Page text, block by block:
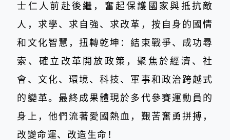
士仁人前赴後繼，奮起保護國家與抵抗敵
人，求學、求自強、求改革，按自身的國情
和文化智慧，扭轉乾坤：結束戰爭、成功尋
索、確立改革開放政策，聚焦於經濟、社
會、文化、環境、科技、軍事和政治跨越式
的變革。最終成果體現於多代參賽運動員的
身上，他們流著愛國熱血，艱苦奮勇拼搏，
改變命運、改造生命！